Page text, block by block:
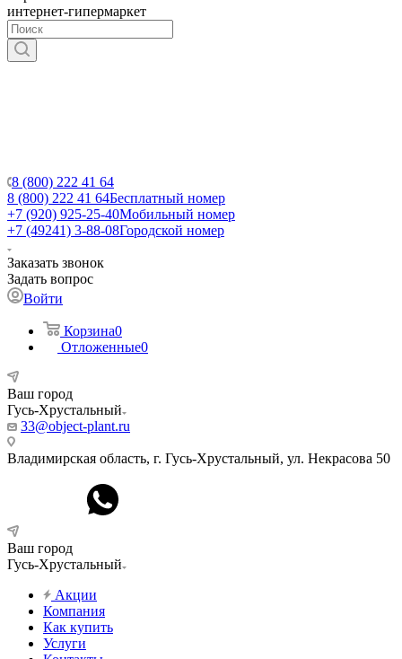
интернет-гипермаркет
8 (800) 222 41 64
8 (800) 222 41 64Бесплатный номер
+7 (920) 925-25-40Мобильный номер
+7 (49241) 3-88-08Городской номер
Заказать звонок
Задать вопрос
Войти
Корзина0
Отложенные0
Ваш город
Гусь-Хрустальный
33@object-plant.ru
Владимирская область, г. Гусь-Хрустальный, ул. Некрасова 50
Ваш город
Гусь-Хрустальный
Акции
Компания
Как купить
Услуги